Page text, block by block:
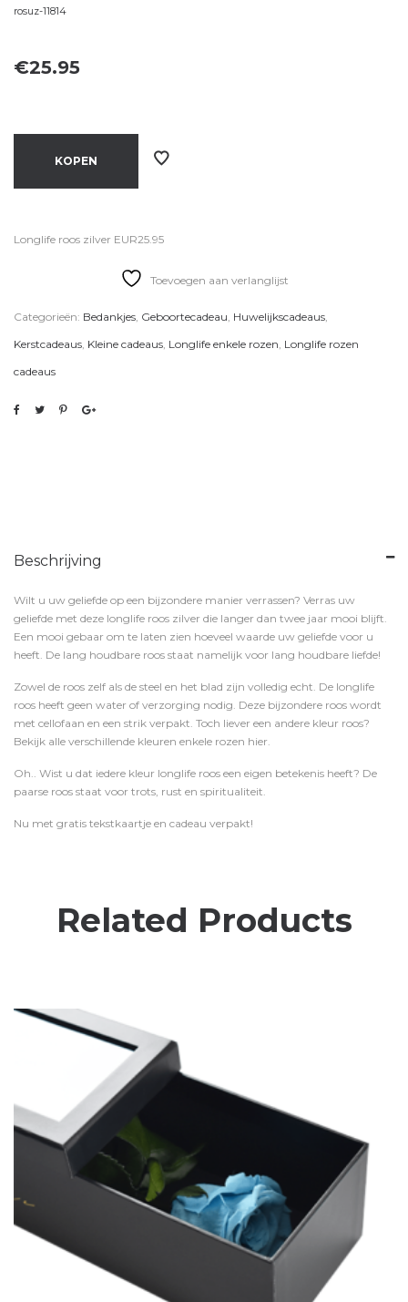
rosuz-11814
€25.95
KOPEN
Longlife roos zilver EUR25.95
Toevoegen aan verlanglijst
Categorieën: Bedankjes, Geboortecadeau, Huwelijkscadeaus,
Kerstcadeaus, Kleine cadeaus, Longlife enkele rozen, Longlife rozen
cadeaus
Beschrijving
Wilt u uw geliefde op een bijzondere manier verrassen? Verras uw
geliefde met deze longlife roos zilver die langer dan twee jaar mooi blijft.
Een mooi gebaar om te laten zien hoeveel waarde uw geliefde voor u
heeft. De lang houdbare roos staat namelijk voor lang houdbare liefde!
Zowel de roos zelf als de steel en het blad zijn volledig echt. De longlife
roos heeft geen water of verzorging nodig. Deze bijzondere roos wordt
met cellofaan en een strik verpakt. Toch liever een andere kleur roos?
Bekijk alle verschillende kleuren enkele rozen hier.
Oh.. Wist u dat iedere kleur longlife roos een eigen betekenis heeft? De
paarse roos staat voor trots, rust en spiritualiteit.
Nu met gratis tekstkaartje en cadeau verpakt!
Related Products